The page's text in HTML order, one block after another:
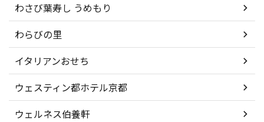
わさび葉寿し うめもり
わらびの里
イタリアンおせち
ウェスティン都ホテル京都
ウェルネス伯養軒